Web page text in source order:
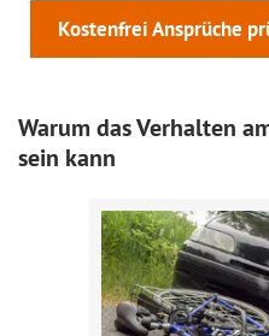
Kostenfrei Ansprüche
Warum das Verhalten
sein kann